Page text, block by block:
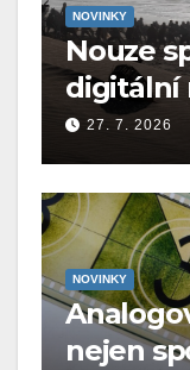
NOVINKY
Nouze
digitální
27. 7. 2026
NOVINKY
nejen